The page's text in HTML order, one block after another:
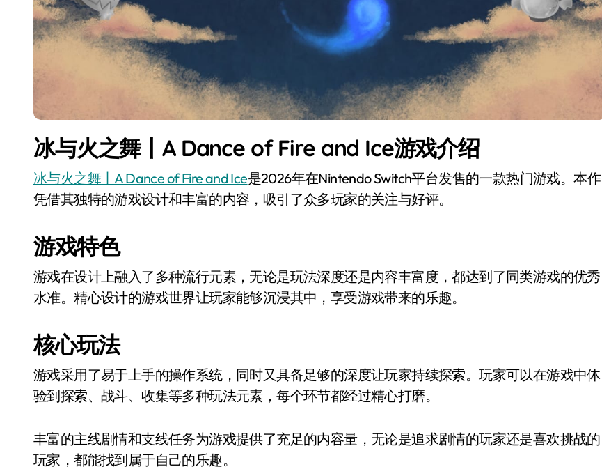
冰与火之舞丨A Dance of Fire and Ice游戏介绍
冰与火之舞丨A Dance of Fire and Ice是2026年在Nintendo Switch平台发售的一款热门游戏。本作
凭借其独特的游戏设计和丰富的内容，吸引了众多玩家的关注与好评。
游戏特色
游戏在设计上融入了多种流行元素，无论是玩法深度还是内容丰富度，都达到了同类游戏的优秀
水准。精心设计的游戏世界让玩家能够沉浸其中，享受游戏带来的乐趣。
核心玩法
游戏采用了易于上手的操作系统，同时又具备足够的深度让玩家持续探索。玩家可以在游戏中体
验到探索、战斗、收集等多种玩法元素，每个环节都经过精心打磨。
丰富的主线剧情和支线任务为游戏提供了充足的内容量，无论是追求剧情的玩家还是喜欢挑战的
玩家，都能找到属于自己的乐趣。